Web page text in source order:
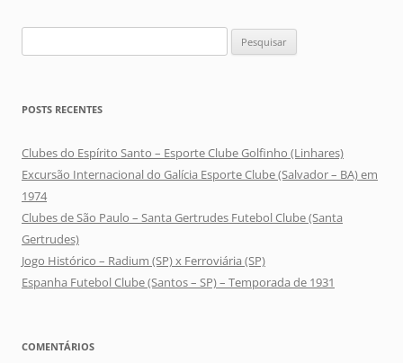
por:
POSTS RECENTES
Clubes do Espírito Santo – Esporte Clube Golfinho (Linhares)
Excursão Internacional do Galícia Esporte Clube (Salvador – BA) em
1974
Clubes de São Paulo – Santa Gertrudes Futebol Clube (Santa
Gertrudes)
Jogo Histórico – Radium (SP) x Ferroviária (SP)
Espanha Futebol Clube (Santos – SP) – Temporada de 1931
COMENTÁRIOS